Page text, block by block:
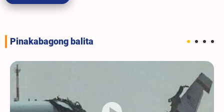
Pinakabagong balita